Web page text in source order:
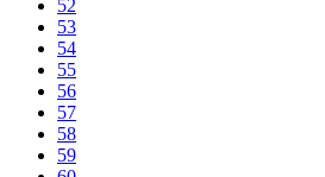
52
53
54
55
56
57
58
59